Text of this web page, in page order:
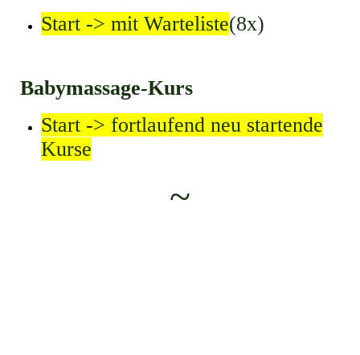
Start -> mit Warteliste(8x)
Babymassage-Kurs
Start -> fortlaufend neu startende
Kurse
~